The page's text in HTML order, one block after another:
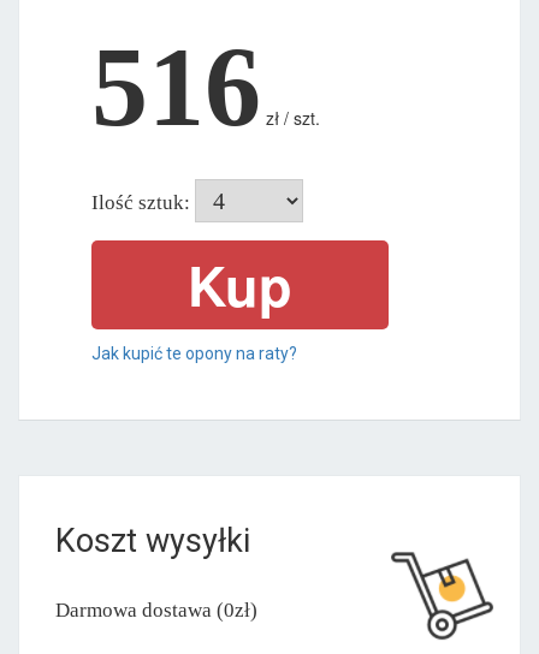
516 zł / szt.
Ilość sztuk:
Jak kupić te opony na raty?
Koszt wysyłki
Darmowa dostawa (0zł)